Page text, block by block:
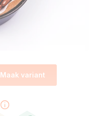
Maak variant